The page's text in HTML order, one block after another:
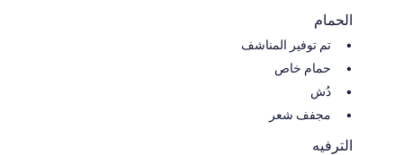
الحمام
تم توفير المناشف
حمام خاص
دُش
مجفف شعر
الترفيه